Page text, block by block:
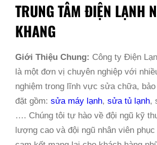
TRUNG TÂM ĐIỆN LẠNH
KHANG
Giới Thiệu Chung: Công ty Điện
là một đơn vị chuyên nghiệp với
nghiệm trong lĩnh vực sửa chữa,
đặt gồm: sửa máy lạnh, sửa tủ lạnh,
…. Chúng tôi tự hào về đội ngũ kỹ
lượng cao và đội ngũ nhân viên